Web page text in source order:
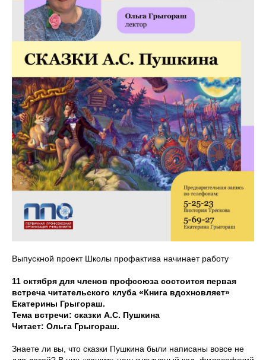
Выпускной проект Школы профактива начинает работу
11 октября для членов профсоюза состоится первая
встреча читательского клуба «Книга вдохновляет»
Екатерины Грыгораш.
Тема встречи: сказки А.С. Пушкина
Читает: Ольга Грыгораш.
Знаете ли вы, что сказки Пушкина были написаны вовсе не